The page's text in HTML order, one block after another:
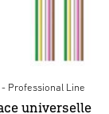
Professional Line
universelle